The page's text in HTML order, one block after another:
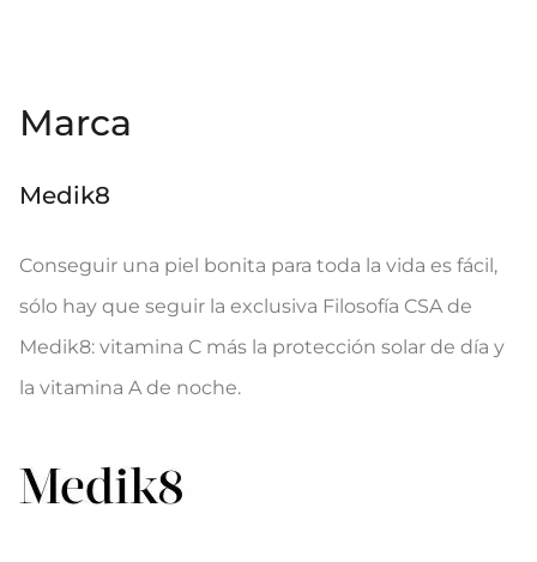
Marca
Medik8
Conseguir una piel bonita para toda la vida es fácil,
sólo hay que seguir la exclusiva Filosofía CSA de
Medik8: vitamina C más la protección solar de día y
la vitamina A de noche.